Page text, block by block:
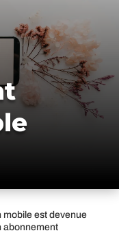
mobile est devenue
abonnement